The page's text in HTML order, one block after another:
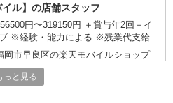
イル】の店舗スタッフ
円〜319150円 ＋賞与年2回＋イ
※経験・能力による ※残業代支給
規定あり） ゜+゜・。○。・゜
゜+゜ 入社祝い金10万円支給(規定
・゜+゜・。○。・゜+゜
岡市早良区の楽天モバイルショップ
っと見る